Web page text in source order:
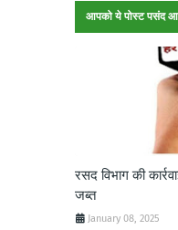
आपको ये पोस्ट पसंद
रसद विभाग की
जब्त
January 08, 2025